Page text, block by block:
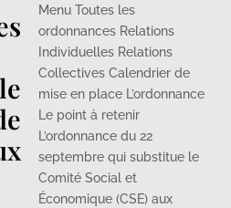
Menu Toutes les
ordonnances Relations
Individuelles Relations
Collectives Calendrier de
mise en place L’ordonnance
Le point à retenir
L’ordonnance du 22
septembre qui substitue le
Comité Social et
Économique (CSE) aux